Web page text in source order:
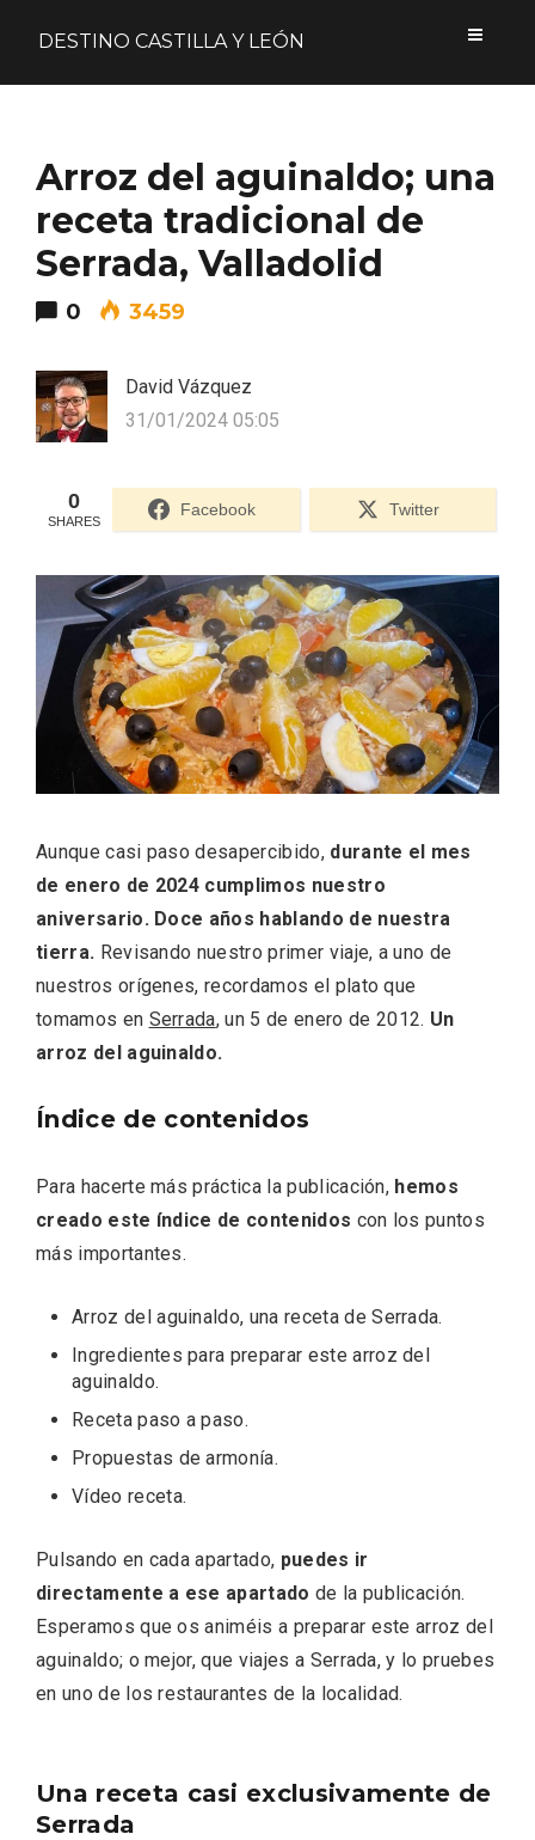
DESTINO CASTILLA Y LEÓN
Arroz del aguinaldo; una
receta tradicional de
Serrada, Valladolid
0 3459
David Vázquez
31/01/2024 05:05
0
SHARES
Facebook Twitter
Aunque casi paso desapercibido, durante el mes
de enero de 2024 cumplimos nuestro
aniversario. Doce años hablando de nuestra
tierra. Revisando nuestro primer viaje, a uno de
nuestros orígenes, recordamos el plato que
tomamos en Serrada, un 5 de enero de 2012. Un
arroz del aguinaldo.
Índice de contenidos
Para hacerte más práctica la publicación, hemos
creado este índice de contenidos con los puntos
más importantes.
Arroz del aguinaldo, una receta de Serrada.
Ingredientes para preparar este arroz del
aguinaldo.
Receta paso a paso.
Propuestas de armonía.
Vídeo receta.
Pulsando en cada apartado, puedes ir
directamente a ese apartado de la publicación.
Esperamos que os animéis a preparar este arroz del
aguinaldo; o mejor, que viajes a Serrada, y lo pruebes
en uno de los restaurantes de la localidad.
Una receta casi exclusivamente de
Serrada
Nombre de usuario o correo electrónico
Contraseña
Recuérdame
Ultimas entradas
Fiesta de los Fueros 2026 de Sepúlveda
y Feria de Artesanía
Velay, una imagen renovada para el
vermouth de Valladolid